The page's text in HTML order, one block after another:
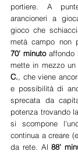
portiere. A
arancioneri a
gioco che
metà campo non
70' minuto affondo
mette in mezzo
C., che viene
e possibilità di
sprecata da
potenza trovando
si scompone
continua a creare
da rete. Al 88'